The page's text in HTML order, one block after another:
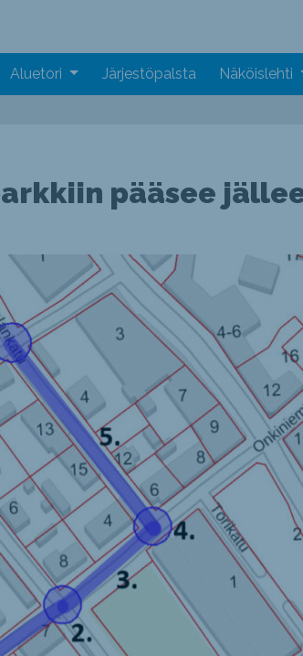
Aluetori Järjestöpalsta Näköislehti
pääsee